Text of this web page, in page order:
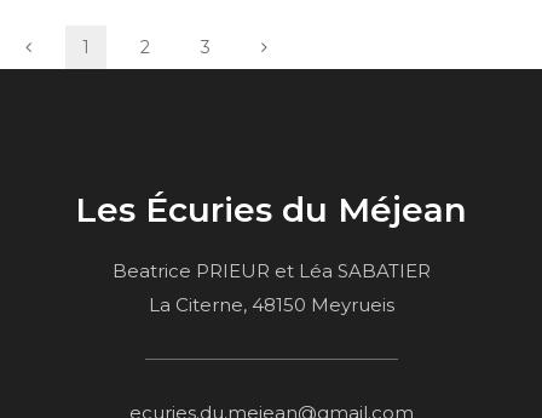
1 2 3
Les Écuries du Méjean
Beatrice PRIEUR et Léa SABATIER
La Citerne, 48150 Meyrueis
ecuries.du.mejean@gmail.com